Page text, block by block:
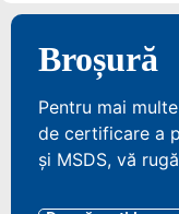
Broșură
Pentru mai
de certificare a
și MSDS, vă